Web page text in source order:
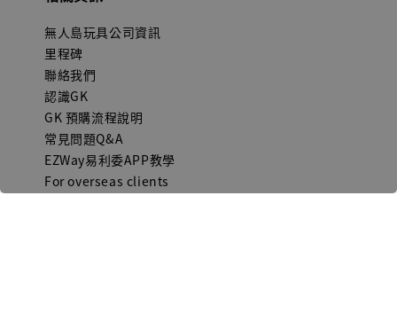
無人島玩具公司資訊
里程碑
聯絡我們
認識GK
GK 預購流程說明
常見問題Q&A
EZWay易利委APP教學
For overseas clients